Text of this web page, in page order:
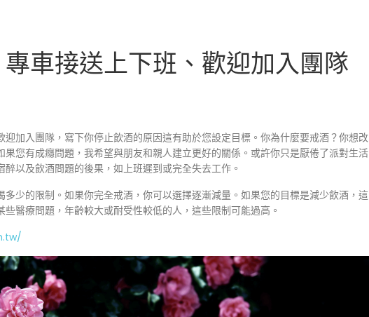
專車接送上下班、歡迎加入團隊
迎加入團隊，寫下你停止飲酒的原因這有助於您設定目標。你為什麼要戒酒？你想改
您有成癮問題，我希望與朋友和親人建立更好的關係。或許你只是厭倦了派對生活
以及飲酒問題的後果，如上班遲到或完全失去工作。
多少的限制。如果你完全戒酒，你可以選擇逐漸減量。如果您的目標是減少飲酒，這
醫療問題，年齡較大或耐受性較低的人，這些限制可能過高。